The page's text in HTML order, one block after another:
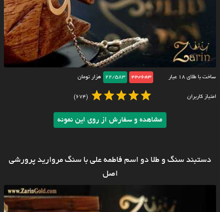
ساخت با طلای ۱۸ عیار 22/683
22/583 هزار تومان
امتیاز کاربران (674)
مشاهده و سفارش از روی این نمونه
دستبند سنگ و طلا دو اسم فاطمه علی با سنگ مروارید پرورشی
اصل